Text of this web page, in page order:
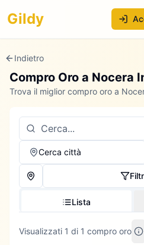
Gildy
Indietro
Compro Oro a Nocera
Trova il miglior compro oro a
Cerca città
Lista
Visualizzati 1 di 1 compro oro